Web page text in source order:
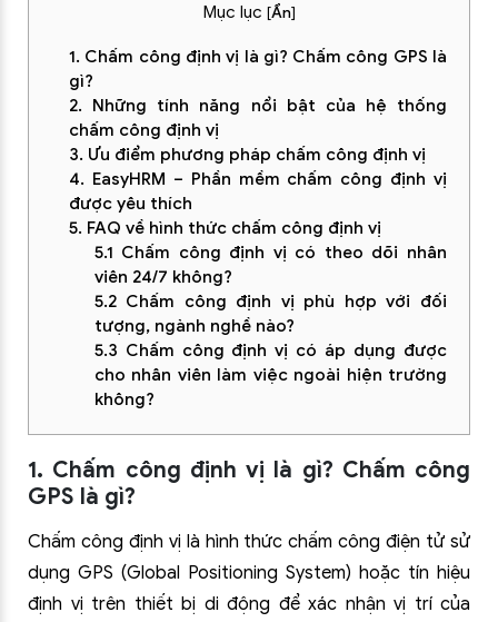
Mục lục [Ẩn]
1. Chấm công định vị là gì? Chấm công GPS là
gì?
2. Những tính năng nổi bật của hệ thống
chấm công định vị
3. Ưu điểm phương pháp chấm công định vị
4. EasyHRM – Phần mềm chấm công định vị
được yêu thích
5. FAQ về hình thức chấm công định vị
5.1 Chấm công định vị có theo dõi nhân
viên 24/7 không?
5.2 Chấm công định vị phù hợp với đối
tượng, ngành nghề nào?
5.3 Chấm công định vị có áp dụng được
cho nhân viên làm việc ngoài hiện trường
không?
1. Chấm công định vị là gì? Chấm công
GPS là gì?
Chấm công định vị là hình thức chấm công điện tử sử
dụng GPS (Global Positioning System) hoặc tín hiệu
định vị trên thiết bị di động để xác nhận vị trí của